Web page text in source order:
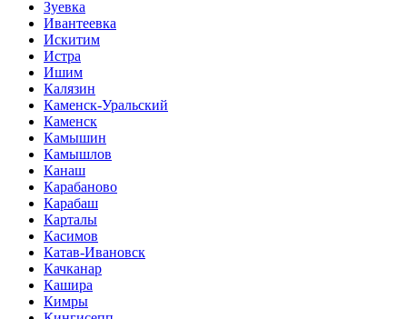
Зуевка
Ивантеевка
Искитим
Истра
Ишим
Калязин
Каменск-Уральский
Каменск
Камышин
Камышлов
Канаш
Карабаново
Карабаш
Карталы
Касимов
Катав-Ивановск
Качканар
Кашира
Кимры